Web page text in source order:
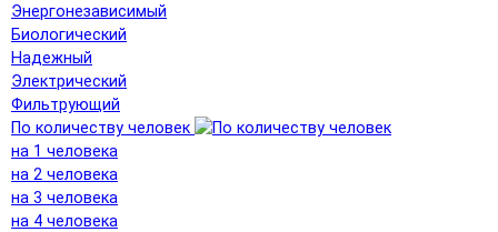
Энергонезависимый
Биологический
Надежный
Электрический
Фильтрующий
По количеству человек
на 1 человека
на 2 человека
на 3 человека
на 4 человека